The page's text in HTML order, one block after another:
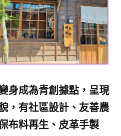
身成為青創據點，呈現
，有社區設計、友善農
布料再生、皮革手製